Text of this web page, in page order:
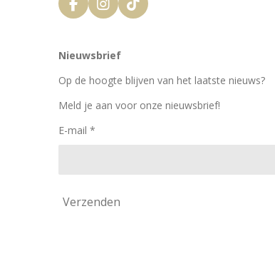
F
a
e
b
o
k
I
n
t
a
g
a
T
i
k
Nieuwsbrief
Op de hoogte blijven van het laatste nieuws?
Meld je aan voor onze nieuwsbrief!
E-mail *
Verzenden